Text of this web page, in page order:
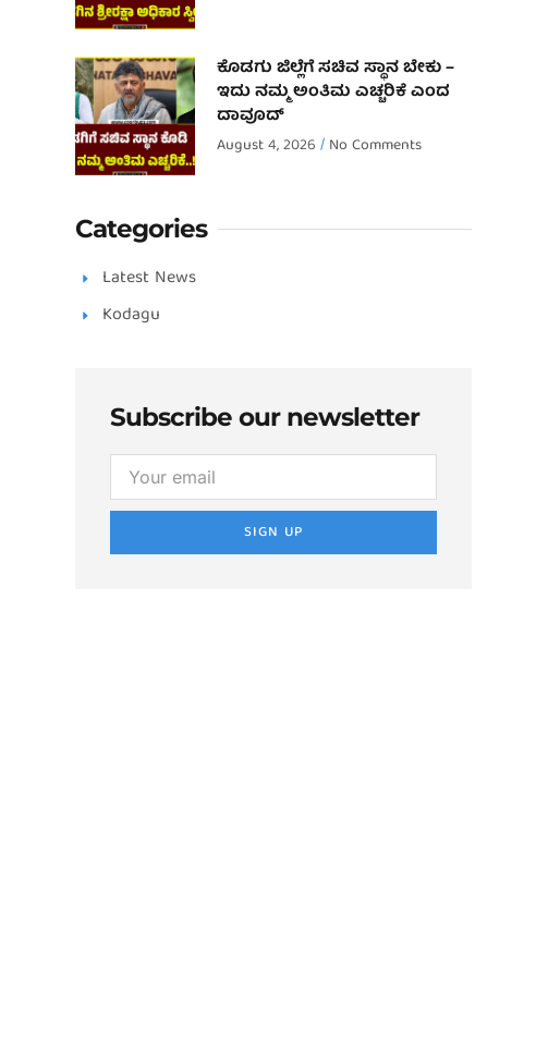
ಕೊಡಗು ಜಿಲ್ಲೆಗೆ ಸಚಿವ ಸ್ಥಾನ ಬೇಕು –
ಇದು ನಮ್ಮ ಅಂತಿಮ ಎಚ್ಚರಿಕೆ ಎಂದ
ದಾವೂದ್ ‌
August 4, 2026 No Comments
Categories
Latest News
Kodagu
Subscribe our newsletter
SIGN UP